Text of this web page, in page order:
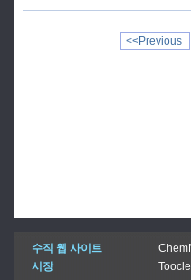
<<Previous
수직 웹 사이트
시장